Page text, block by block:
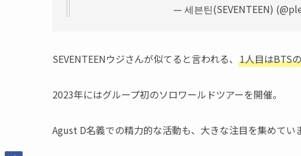
— 세븐틴(SEVENTEEN)
SEVENTEENウジさんが似てると言われる、 1人目はBTS
2023年にはグループ初のソロワールドツアーを開催。
Agust D名義での精力的な活動も、大きな注目を集めてい